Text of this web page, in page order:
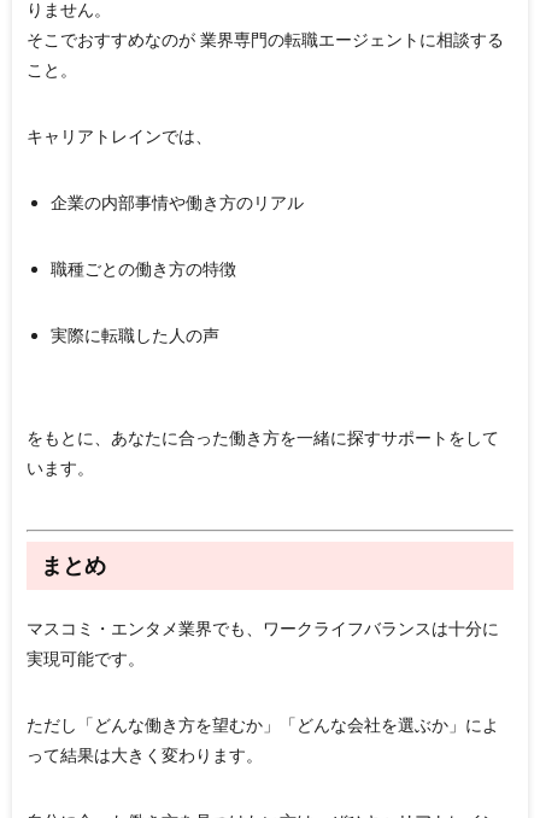
りません。
そこでおすすめなのが 業界専門の転職エージェントに相談する
こと 。
キャリアトレインでは、
企業の内部事情や働き方のリアル
職種ごとの働き方の特徴
実際に転職した人の声
をもとに、あなたに合った働き方を一緒に探すサポートをして
います。
まとめ
マスコミ・エンタメ業界でも、ワークライフバランスは十分に
実現可能です。
ただし「どんな働き方を望むか」「どんな会社を選ぶか」によ
って結果は大きく変わります。